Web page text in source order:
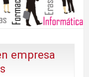
empresa